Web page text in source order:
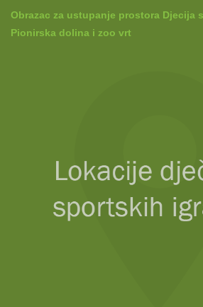
Obrazac za ustupanje prostora Djecija
Pionirska dolina i zoo vrt